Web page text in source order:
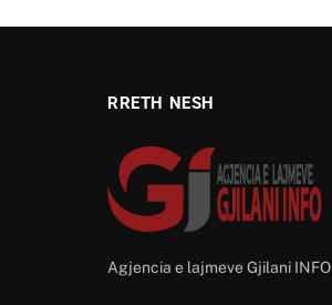
RRETH NESH
Agjencia e lajmeve Gjilani INFO